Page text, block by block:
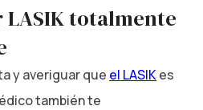
totalmente
y averiguar que el LASIKes
también te